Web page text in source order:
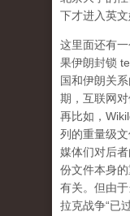
下才进入英文
这里面还有一
果伊朗封锁
国和伊朗关
期，互联网对
再比如，
列的重量级
媒体们对后
份文件本身
有关。但由
拉克战争“已